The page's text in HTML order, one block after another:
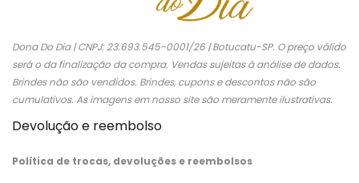
Dona Do Dia | CNPJ: 23.693.545-0001/26 | Botucatu-SP. O preço válido
será o da finalização da compra. Vendas sujeitas à análise de dados.
Brindes não são vendidos. Brindes, cupons e descontos não são
cumulativos. As imagens em nosso site são meramente ilustrativas.
Devolução e reembolso
Política de trocas, devoluções e reembolsos